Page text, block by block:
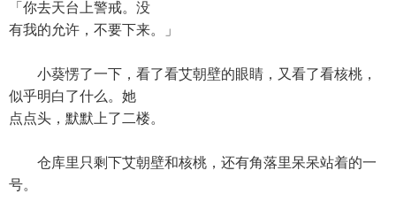
「你去天台上警戒。没
有我的允许，不要下来。」
小葵愣了一下，看了看艾朝壁的眼睛，又看了看核桃，
似乎明白了什么。她
点点头，默默上了二楼。
仓库里只剩下艾朝壁和核桃，还有角落里呆呆站着的一
号。